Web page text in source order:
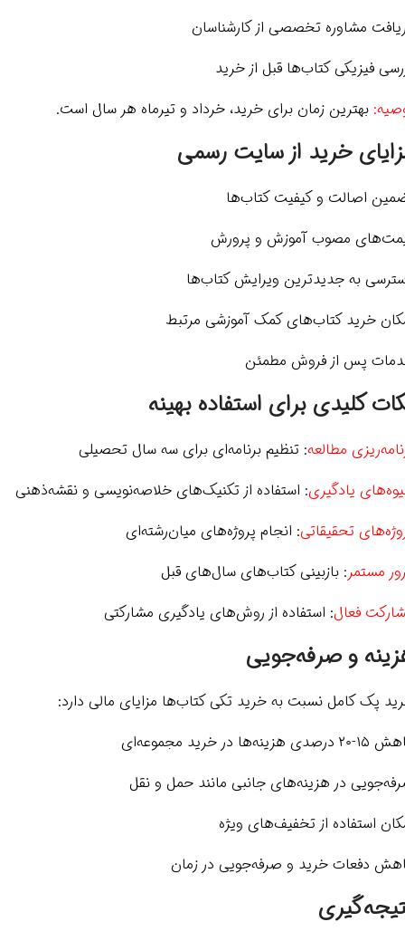
مشاوره تخصصی از کارشناسان
فیزیکی کتاب‌ها قبل از خرید
بهترین زمان برای خرید، خرداد و تیرماه هر سال است.
خرید از سایت رسمی
اصالت و کیفیت کتاب‌ها
مصوب آموزش و پرورش
به جدیدترین ویرایش کتاب‌ها
خرید کتاب‌های کمک آموزشی مرتبط
پس از فروش مطمئن
کلیدی برای استفاده بهینه
مطالعه: تنظیم برنامه‌ای برای سه سال تحصیلی
یادگیری: استفاده از تکنیک‌های خلاصه‌نویسی و نقشه‌ذهنی
تحقیقاتی: انجام پروژه‌های میان‌رشته‌ای
مستمر: بازبینی کتاب‌های سال‌های قبل
فعال: استفاده از روش‌های یادگیری مشارکتی
و صرفه‌جویی
پک کامل نسبت به خرید تکی کتاب‌ها مزایای مالی دارد:
هزینه‌ها در خرید مجموعه‌ای
در هزینه‌های جانبی مانند حمل و نقل
استفاده از تخفیف‌های ویژه
دفعات خرید و صرفه‌جویی در زمان